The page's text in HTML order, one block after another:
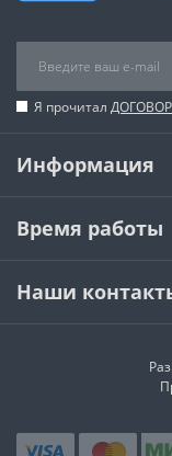
Я прочитал
Информация
Время работы
Наши